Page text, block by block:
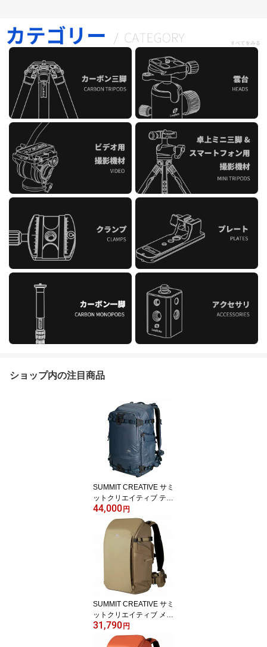
ショップ内の注目商品
SUMMIT CREATIVE サミ
ットクリエイティブ テン
ジン 25L ジップ バック
パック 3色 カメラリュッ
44,000 円
SUMMIT CREATIVE サミ
ットクリエイティブ メト
ロポリス 22L バックパッ
ク 4色 カメラリュック
31,790 円